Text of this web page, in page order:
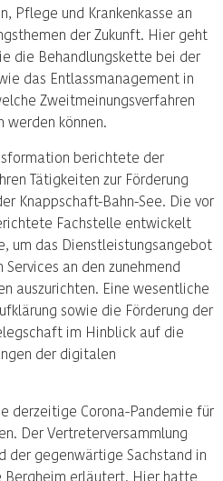
Pflege und Krankenkasse an
der Zukunft. Hier geht
die Behandlungskette bei der
das Entlassmanagement in
Zweitmeinungsverfahren
werden können.
berichtete der
Tätigkeiten zur Förderung
Knappschaft-Bahn-See. Die vor
Fachstelle entwickelt
um das Dienstleistungsangebot
an den zunehmend
auszurichten. Eine wesentliche
sowie die Förderung der
im Hinblick auf die
der digitalen
derzeitige Corona-Pandemie für
Der Vertreterversammlung
der gegenwärtige Sachstand in
erläutert. Hier hatte